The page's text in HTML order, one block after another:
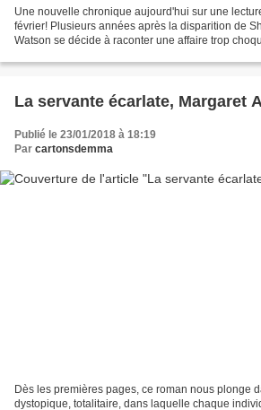
Une nouvelle chronique aujourd'hui sur une
février! Plusieurs années après la disparition de
Watson se décide à raconter une affaire trop
La servante écarlate, Margaret
Publié le 23/01/2018 à 18:19
Par cartonsdemma
Dès les premières pages, ce roman nous plonge
dystopique, totalitaire, dans laquelle chaque